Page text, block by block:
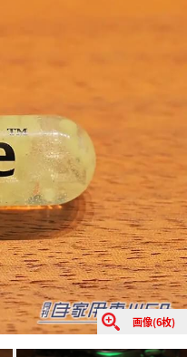
画像(6枚)